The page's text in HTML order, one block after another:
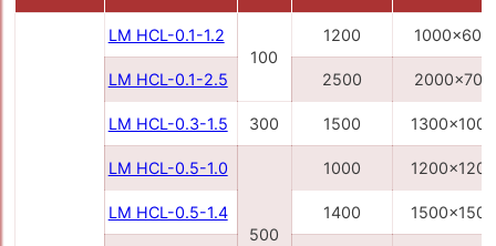
LM HCL-0.1-1.2
100
1200 1000x600
LM HCL-0.1-2.5 2500 2000x700
LM HCL-0.3-1.5 300 1500 1300x1000
LM HCL-0.5-1.0
500
1000 1200x1200
LM HCL-0.5-1.4 1400 1500x1500